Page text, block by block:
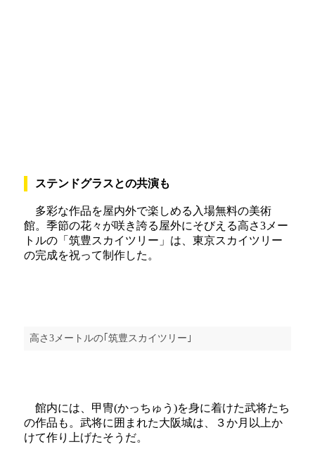
ステンドグラスとの共演も
多彩な作品を屋内外で楽しめる入場無料の美術
館。季節の花々が咲き誇る屋外にそびえる高さ3メー
トルの「筑豊スカイツリー」は、東京スカイツリー
の完成を祝って制作した。
高さ3メートルの｢筑豊スカイツリー｣
館内には、甲冑(かっちゅう)を身に着けた武将たち
の作品も。武将に囲まれた大阪城は、３か月以上か
けて作り上げたそうだ。